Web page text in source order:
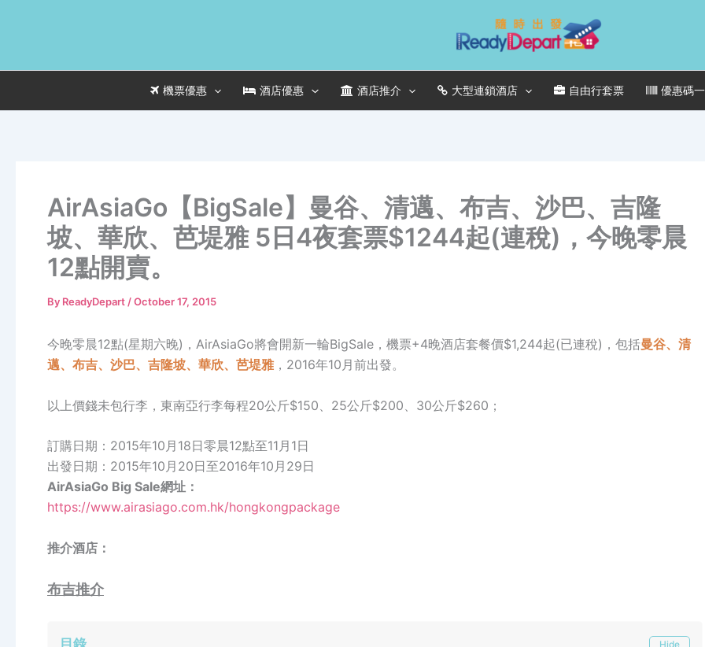
機票優惠 酒店優惠 酒店推介 大型連鎖酒店 自由行套票 優惠碼
AirAsiaGo【BigSale】曼谷、清邁、布吉、沙巴、吉隆
坡、華欣、芭堤雅 5日4夜套票$1244起(連稅)，今晚零晨
12點開賣。
By ReadyDepart /October 17, 2015
今晚零晨12點(星期六晚)，AirAsiaGo將會開新一輪BigSale，機票+4晚酒店套餐價$1,244起(已連稅)，包括曼谷、 清
邁、 布吉、 沙巴、 吉隆坡、 華欣、芭堤雅，2016年10月前出發。
以上價錢未包行李，東南亞行李每程20公斤$150、25公斤$200、30公斤$260；
訂購日期：2015年10月18日零晨12點至11月1日
出發日期：2015年10月20日至2016年10月29日
AirAsiaGo Big Sale網址：
https://www.airasiago.com.hk/hongkongpackage
推介酒店：
布吉推介
目錄 Hide